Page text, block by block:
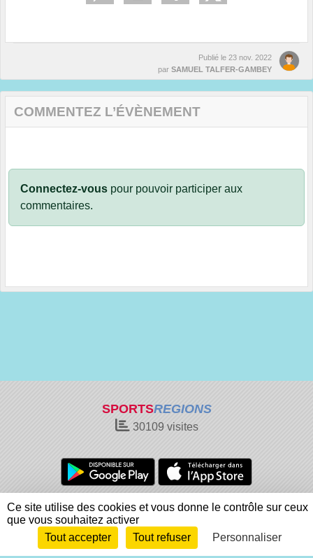
Publié le 23 nov. 2022
par SAMUEL TALFER-GAMBEY
COMMENTEZ L’ÉVÈNEMENT
Connectez-vous pour pouvoir participer aux
commentaires.
SPORTSREGIONS
30109 visites
Charte cookies
Gestion des cookies
Informations légales
Signaler un contenu inapproprié
Envie de participer ?
Connexion
Ce site utilise des cookies et vous donne le contrôle sur ceux
que vous souhaitez activer
Tout accepter
Tout refuser Personnaliser